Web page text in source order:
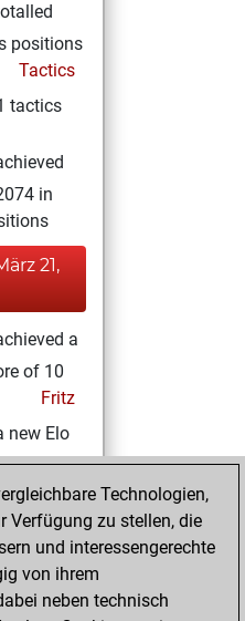
positions
Tactics
tactics
in
21,
a
of 10
Fritz
new Elo
2022
account
Technologien,
Verfügung zu stellen, die
und interessengerechte
von ihrem
neben technisch